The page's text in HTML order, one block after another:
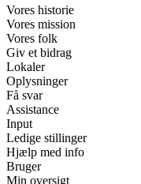
Vores historie
Vores mission
Vores folk
Giv et bidrag
Lokaler
Oplysninger
Få svar
Assistance
Input
Ledige stillinger
Hjælp med info
Bruger
Min oversigt